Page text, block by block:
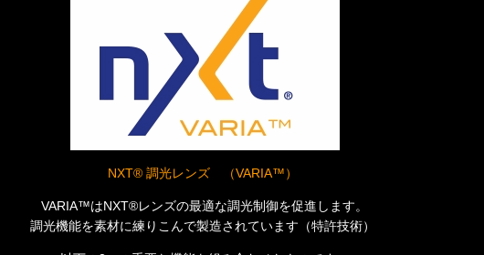
NXT® 調光レンズ （VARIA™）
VARIA™はNXT®レンズの最適な調光制御を促進します。
調光機能を素材に練りこんで製造されています（特許技術）